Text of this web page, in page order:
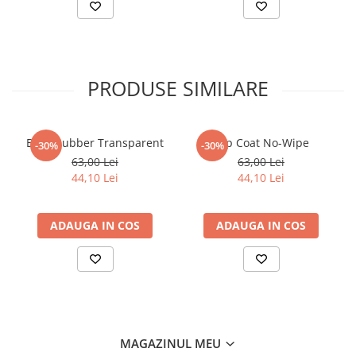
PRODUSE SIMILARE
-30%
Baza Rubber Transparent
63,00 Lei
44,10 Lei
ADAUGA IN COS
-30%Top Coat No-Wipe
63,00 Lei
44,10 Lei
ADAUGA IN COS
MAGAZINUL MEU